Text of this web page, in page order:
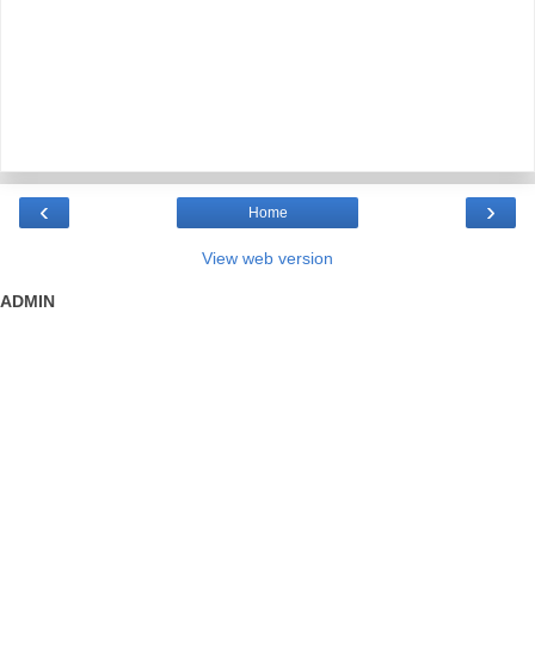
‹ ›
Home
View web version
ADMIN